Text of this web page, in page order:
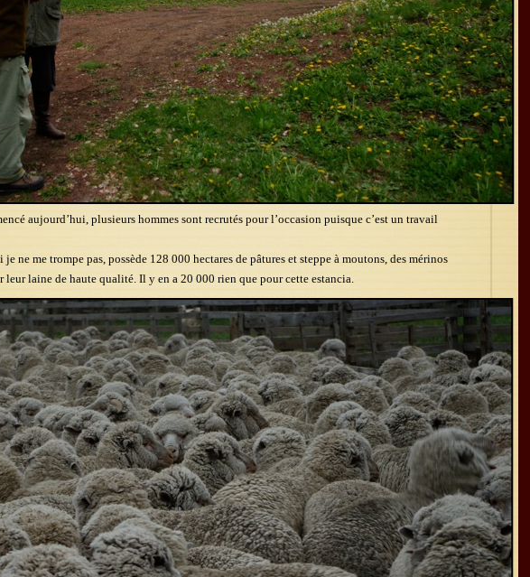
aujourd’hui, plusieurs hommes sont recrutés pour l’occasion puisque c’est un travail
je ne me trompe pas, possède 128 000 hectares de pâtures et steppe à moutons, des mérinos
leur laine de haute qualité. Il y en a 20 000 rien que pour cette estancia.